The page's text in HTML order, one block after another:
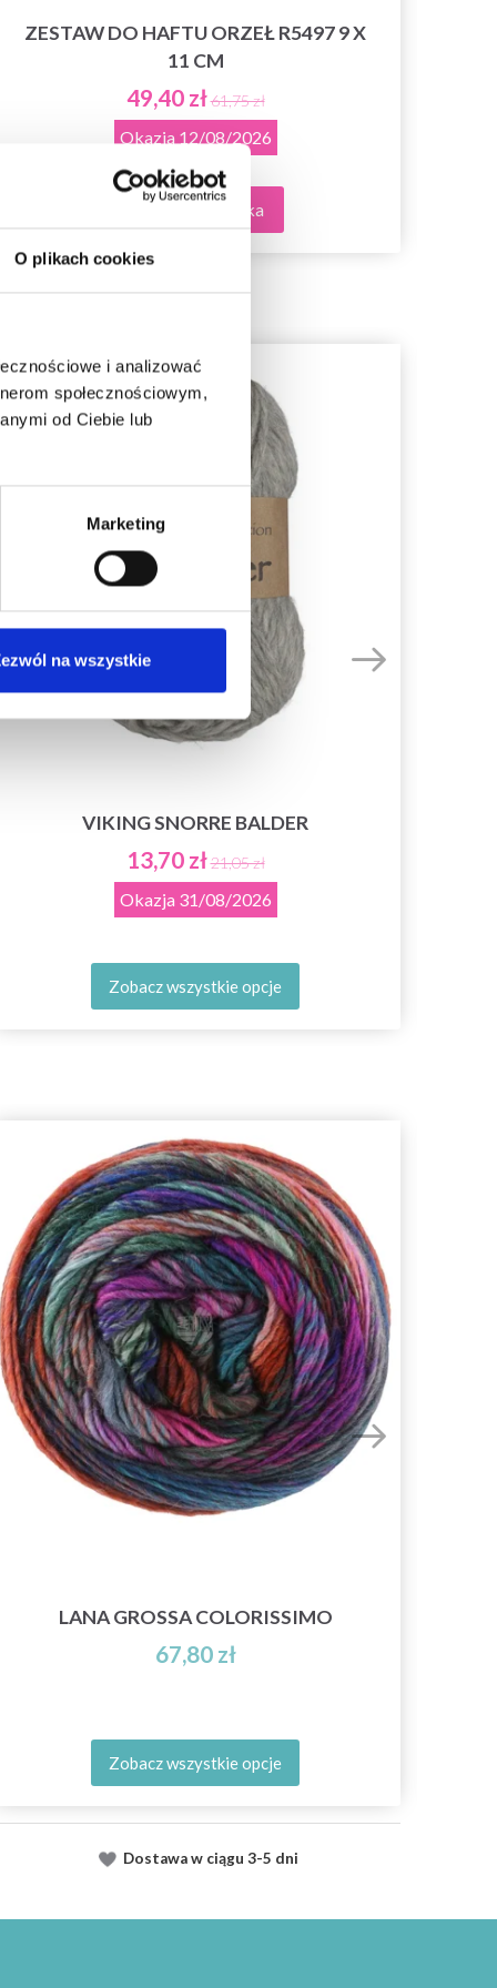
O plikach cookies
i analizować
społecznościowym,
od Ciebie lub
Marketing
na wszystkie
ZESTAW DO HAFTU ORZEŁ R5497 9 X
11 CM
49,40 zł61,75 zł
Okazja 12/08/2026
Dodaj do koszyka
35%Promocja
VIKING SNORRE BALDER
13,70 zł21,05 zł
Okazja 31/08/2026
Zobacz wszystkie opcje
LANA GROSSA COLORISSIMO
67,80 zł
Zobacz wszystkie opcje
Dostawaw ciągu 3-5 dni